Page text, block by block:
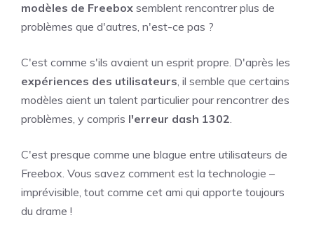
modèles de Freebox semblent rencontrer plus de
problèmes que d'autres, n'est-ce pas ?
C'est comme s'ils avaient un esprit propre. D'après les
expériences des utilisateurs , il semble que certains
modèles aient un talent particulier pour rencontrer des
problèmes, y compris l'erreur dash 1302
C'est presque comme une blague entre utilisateurs de
Freebox. Vous savez comment est la technologie –
imprévisible, tout comme cet ami qui apporte toujours
du drame !